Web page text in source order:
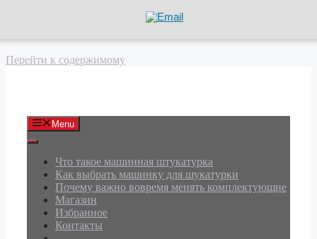
Перейти к содержимому
Menu
Что такое машинная штукатурка
Как выбрать машинку для шукатурки
Почему важно вовремя менять комплектующие
Магазин
Избранное
Контакты